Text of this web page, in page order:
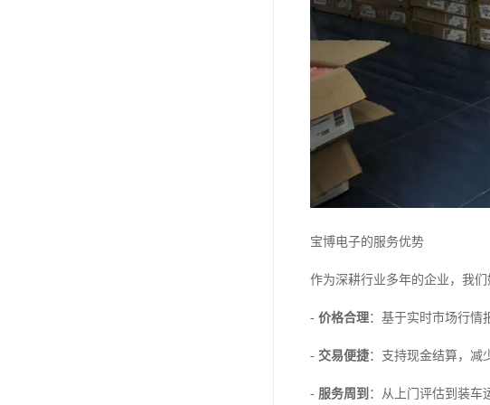
宝博电子的服务优势
作为深耕行业多年的企业，我
- 价格合理：基于实时市场行情
- 交易便捷：支持现金结算，减
- 服务周到 ：从上门评估到装车